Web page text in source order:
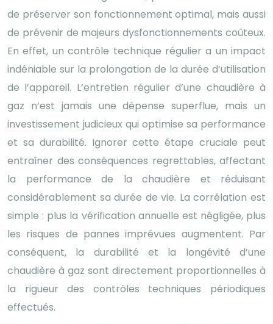
de préserver son fonctionnement optimal, mais aussi
de prévenir de majeurs dysfonctionnements coûteux.
En effet, un contrôle technique régulier a un impact
indéniable sur la prolongation de la durée d’utilisation
de l’appareil. L’entretien régulier d’une chaudière à
gaz n’est jamais une dépense superflue, mais un
investissement judicieux qui optimise sa performance
et sa durabilité. Ignorer cette étape cruciale peut
entraîner des conséquences regrettables, affectant
la performance de la chaudière et réduisant
considérablement sa durée de vie. La corrélation est
simple : plus la vérification annuelle est négligée, plus
les risques de pannes imprévues augmentent. Par
conséquent, la durabilité et la longévité d’une
chaudière à gaz sont directement proportionnelles à
la rigueur des contrôles techniques périodiques
effectués.